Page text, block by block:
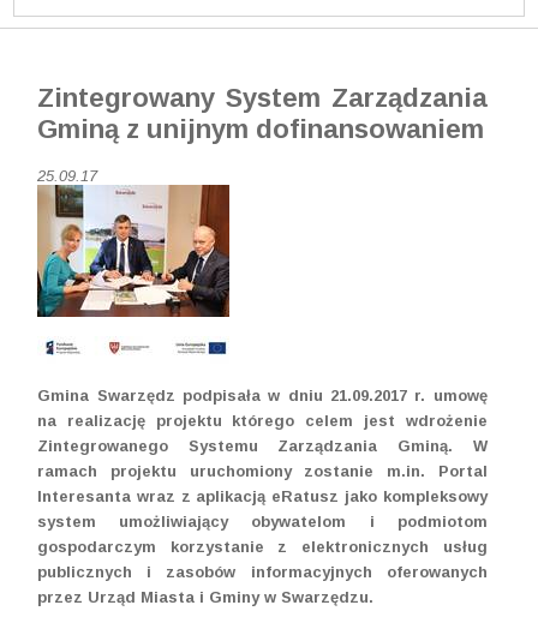
Zintegrowany System Zarządzania
Gminą z unijnym dofinansowaniem
25.09.17
Gmina Swarzędz podpisała w dniu 21.09.2017 r. umowę
na realizację projektu którego celem jest wdrożenie
Zintegrowanego Systemu Zarządzania Gminą. W
ramach projektu uruchomiony zostanie m.in. Portal
Interesanta wraz z aplikacją eRatusz jako kompleksowy
system umożliwiający obywatelom i podmiotom
gospodarczym korzystanie z elektronicznych usług
publicznych i zasobów informacyjnych oferowanych
przez Urząd Miasta i Gminy w Swarzędzu.